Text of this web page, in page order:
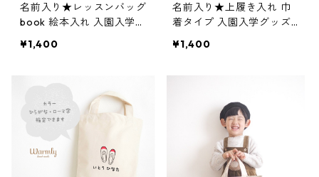
名前入り★レッスンバッグ
book 絵本入れ 入園入学グ
¥1,400
名前入り★上履き入れ 巾
着タイプ 入園入学グッズ
¥1,400